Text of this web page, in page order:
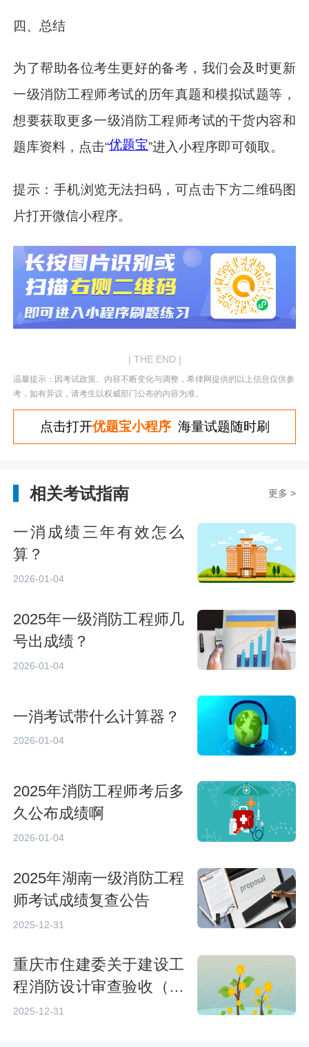
四、总结
为了帮助各位考生更好的备考，我们会及时更新
一级消防工程师考试的历年真题和模拟试题等，
想要获取更多一级消防工程师考试的干货内容和
题库资料，点击“优题宝”进入小程序即可领取。
提示：手机浏览无法扫码，可点击下方二维码图
片打开微信小程序。
| THE END |
温馨提示：因考试政策、内容不断变化与调整，希律网提供的以上信息仅供参
考，如有异议，请考生以权威部门公布的内容为准。
点击打开优题宝小程序海量试题随时刷
相关考试指南 更多 >
一消成绩三年有效怎么
算？
2026-01-04
2025年一级消防工程师几
号出成绩？
2026-01-04
一消考试带什么计算器？
2026-01-04
2025年消防工程师考后多
久公布成绩啊
2026-01-04
2025年湖南一级消防工程
师考试成绩复查公告
2025-12-31
重庆市住建委关于建设工
程消防设计审查验收（备
案）实行电子证照的通知
2025-12-31